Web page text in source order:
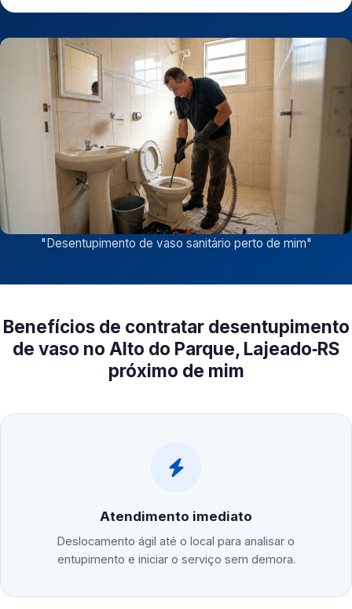
"Desentupimento de vaso sanitário perto de mim"
Benefícios de contratar desentupimento
de vaso no Alto do Parque, Lajeado‑RS
próximo de mim
Atendimento imediato
Deslocamento ágil até o local para analisar o
entupimento e iniciar o serviço sem demora.